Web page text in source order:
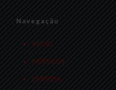
Navegação
INÍCIO
MÓDULOS
EMPRESA